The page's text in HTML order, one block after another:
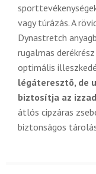
vagy túrázás. A
Dynastretch
rugalmas
optimális
légáteresztõ, de
biztosítja az
átlós cipzáras
biztonságos